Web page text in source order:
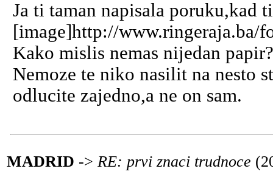
Ja ti taman napisala poruku,kad
[image]http://www.ringeraja.ba/
Kako mislis nemas nijedan
Nemoze te niko nasilit na nesto
odlucite zajedno,a ne on sam.
MADRID -> RE: prvi znaci trudnoce